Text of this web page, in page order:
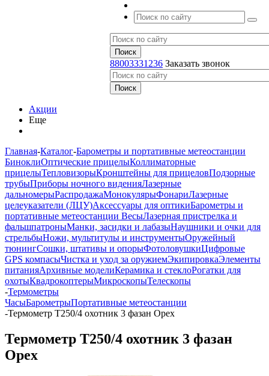
88003331236 Заказать звонок
Акции
Еще
Главная-Каталог-Барометры и портативные метеостанции
БиноклиОптические прицелыКоллиматорные
прицелыТепловизорыКронштейны для прицеловПодзорные
трубыПриборы ночного виденияЛазерные
дальномерыРаспродажаМонокулярыФонариЛазерные
целеуказатели (ЛЦУ)Аксессуары для оптикиБарометры и
портативные метеостанции ВесыЛазерная пристрелка и
фальшпатроныМанки, засидки и лабазыНаушники и очки для
стрельбыНожи, мультитулы и инструментыОружейный
тюнингСошки, штативы и опорыФотоловушкиЦифровые
GPS компасыЧистка и уход за оружиемЭкипировкаЭлементы
питанияАрхивные моделиКерамика и стеклоРогатки для
охотыКвадрокоптерыМикроскопыТелескопы
-Термометры
ЧасыБарометрыПортативные метеостанции
-Термометр Т250/4 охотник 3 фазан Орех
Термометр Т250/4 охотник 3 фазан
Орех